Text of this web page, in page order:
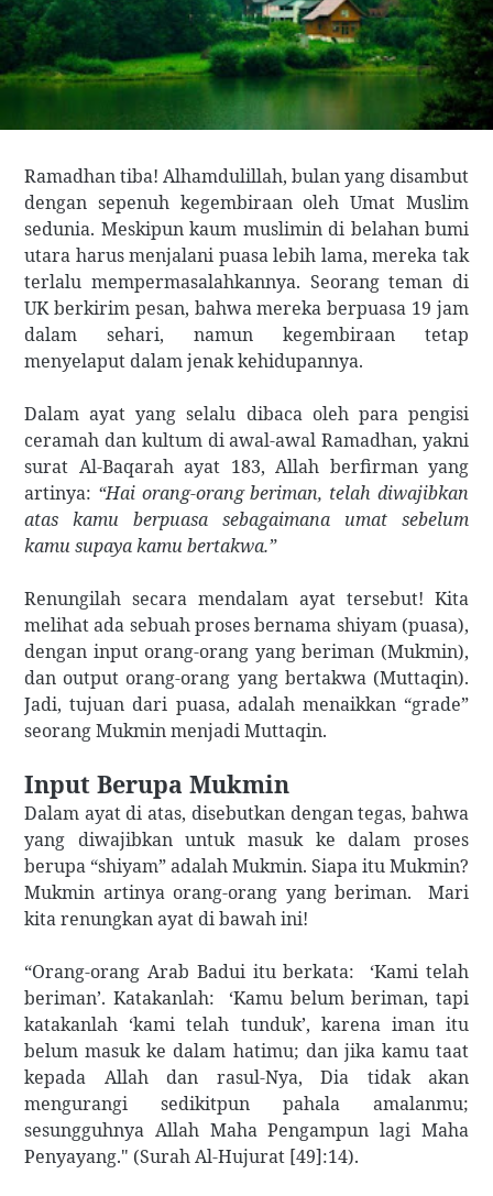
Ramadhan tiba! Alhamdulillah, bulan yang disambut
dengan sepenuh kegembiraan oleh Umat Muslim
sedunia. Meskipun kaum muslimin di belahan bumi
utara harus menjalani puasa lebih lama, mereka tak
terlalu mempermasalahkannya. Seorang teman di
UK berkirim pesan, bahwa mereka berpuasa 19 jam
dalam sehari, namun kegembiraan tetap
menyelaput dalam jenak kehidupannya.
Dalam ayat yang selalu dibaca oleh para pengisi
ceramah dan kultum di awal-awal Ramadhan, yakni
surat Al-Baqarah ayat 183, Allah berfirman yang
artinya: “Hai orang-orang beriman, telah diwajibkan
atas kamu berpuasa sebagaimana umat sebelum
kamu supaya kamu bertakwa.”
Renungilah secara mendalam ayat tersebut! Kita
melihat ada sebuah proses bernama shiyam (puasa),
dengan input orang-orang yang beriman (Mukmin),
dan output orang-orang yang bertakwa (Muttaqin).
Jadi, tujuan dari puasa, adalah menaikkan “grade”
seorang Mukmin menjadi Muttaqin.
Input Berupa Mukmin
Dalam ayat di atas, disebutkan dengan tegas, bahwa
yang diwajibkan untuk masuk ke dalam proses
berupa “shiyam” adalah Mukmin. Siapa itu Mukmin?
Mukmin artinya orang-orang yang beriman. Mari
kita renungkan ayat di bawah ini!
“Orang-orang Arab Badui itu berkata: ‘Kami telah
beriman’. Katakanlah: ‘Kamu belum beriman, tapi
katakanlah ‘kami telah tunduk’, karena iman itu
belum masuk ke dalam hatimu; dan jika kamu taat
kepada Allah dan rasul-Nya, Dia tidak akan
mengurangi sedikitpun pahala amalanmu;
sesungguhnya Allah Maha Pengampun lagi Maha
Penyayang." (Surah Al-Hujurat [49]:14).